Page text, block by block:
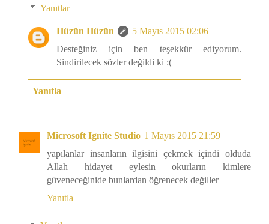
Yanıtlar
Hüzün Hüzün
5 Mayıs 2015 02:06
Desteğiniz için ben teşekkür ediyorum.
Sindirilecek sözler değildi ki :(
Yanıtla
Microsoft Ignite Studio 1 Mayıs 2015 21:59
yapılanlar insanların ilgisini çekmek içindi olduda
Allah hidayet eylesin okurların kimlere
güveneceğinide bunlardan öğrenecek değiller
Yanıtla